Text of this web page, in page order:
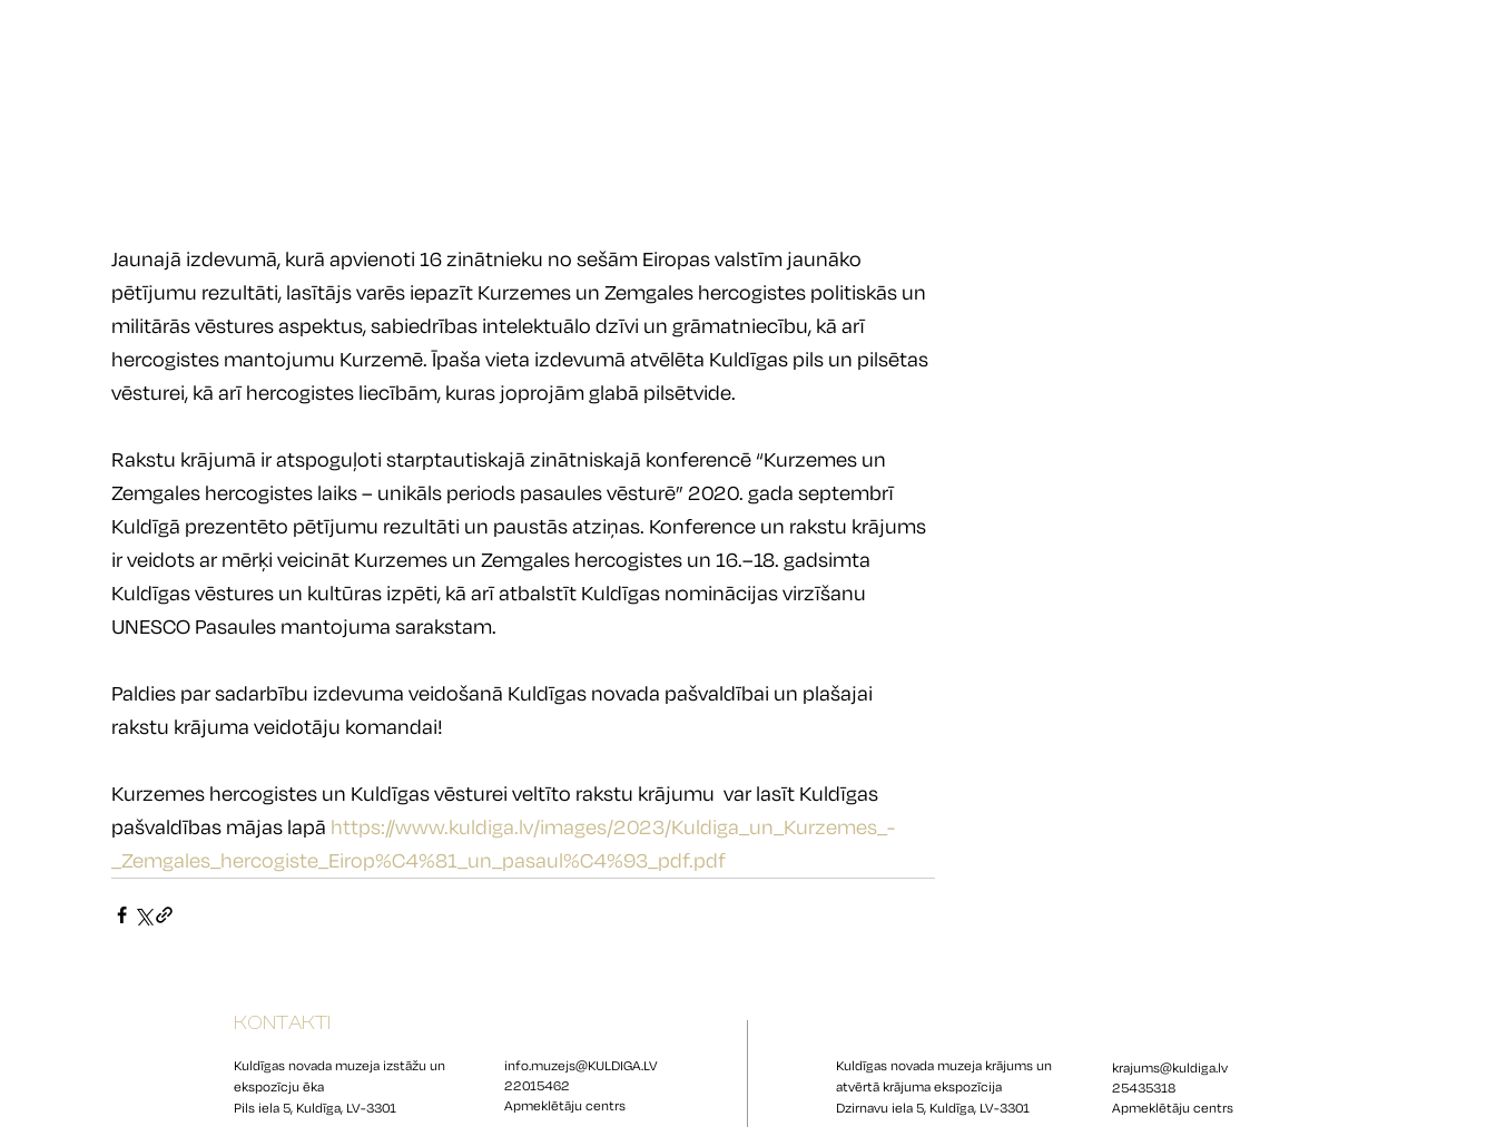
Jaunajā izdevumā, kurā apvienoti 16 zinātnieku no sešām Eiropas valstīm jaunāko
pētījumu rezultāti, lasītājs varēs iepazīt Kurzemes un Zemgales hercogistes politiskās un
militārās vēstures aspektus, sabiedrības intelektuālo dzīvi un grāmatniecību, kā arī
hercogistes mantojumu Kurzemē. Īpaša vieta izdevumā atvēlēta Kuldīgas pils un pilsētas
vēsturei, kā arī hercogistes liecībām, kuras joprojām glabā pilsētvide.
Rakstu krājumā ir atspoguļoti starptautiskajā zinātniskajā konferencē “Kurzemes un
Zemgales hercogistes laiks – unikāls periods pasaules vēsturē” 2020. gada septembrī
Kuldīgā prezentēto pētījumu rezultāti un paustās atziņas. Konference un rakstu krājums
ir veidots ar mērķi veicināt Kurzemes un Zemgales hercogistes un 16.–18. gadsimta
Kuldīgas vēstures un kultūras izpēti, kā arī atbalstīt Kuldīgas nominācijas virzīšanu
UNESCO Pasaules mantojuma sarakstam.
Paldies par sadarbību izdevuma veidošanā Kuldīgas novada pašvaldībai un plašajai
rakstu krājuma veidotāju komandai!
Kurzemes hercogistes un Kuldīgas vēsturei veltīto rakstu krājumu  var lasīt Kuldīgas
pašvaldības mājas lapā https://www.kuldiga.lv/images/2023/Kuldiga_un_Kurzemes_-
_Zemgales_hercogiste_Eirop%C4%81_un_pasaul%C4%93_pdf.pdf
KONTAKTI
Kuldīgas novada muzeja izstāžu un
ekspozīcju ēka
Pils iela 5, Kuldīga, LV-3301
info.muzejs@KULDIGA.LV
22015462
Apmeklētāju centrs
Kuldīgas novada muzeja krājums un
atvērtā krājuma ekspozīcija
Dzirnavu iela 5, Kuldīga, LV-3301
krajums@kuldiga.lv
25435318
Apmeklētāju centrs